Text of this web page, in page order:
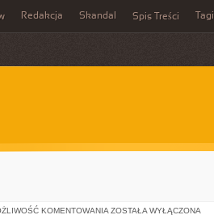
Redakcja Skandal Spis Treści Tagi
KOMENTOWANIA WYSPY
ZOSTAŁA WYŁĄCZONA